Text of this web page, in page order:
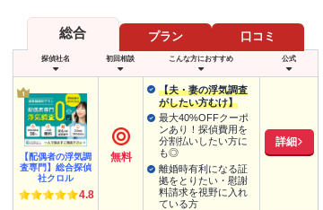
総合 プラン 口コミ
探偵社名 初回相談 こんな方におすすめ 公式
【配偶者の浮気調
査専門】総合探偵
社クロル
4.8
無料
【夫・妻の浮気調査
がしたい方むけ】
最大40%OFFクーポ
ンあり！探偵費用を
分割払いしたい方に
も◎
離婚時有利になる証
拠をとりたい・慰謝
料請求を視野に入れ
ている方
詳細